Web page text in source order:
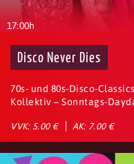
17:00h
Disco Never Dies
70s- und 80s-Disco-
Kollektiv – Sonntags-
VVK: 5.00 € AK: 7.00 €